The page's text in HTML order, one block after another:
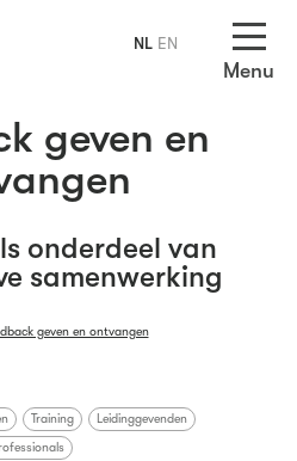
Menu
geven en
onderdeel van
samenwerking
geven en ontvangen
Training
Leidinggevenden
NL EN